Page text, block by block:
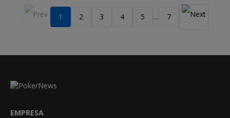
1 2 3 4 5 … 7
EMPRESA